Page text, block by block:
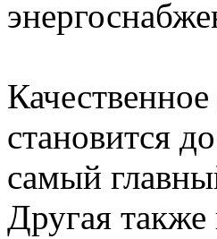
становится
самый
Другая